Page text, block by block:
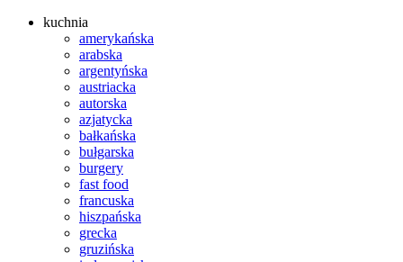
kuchnia
amerykańska
arabska
argentyńska
austriacka
autorska
azjatycka
bałkańska
bułgarska
burgery
fast food
francuska
hiszpańska
grecka
gruzińska